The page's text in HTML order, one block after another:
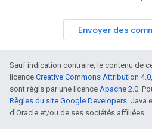
Envoyer des
Sauf indication contraire, le contenu de
licence Creative Commons Attribution 4.0
sont régis par une licence Apache 2.0.
Règles du site Google Developers. Java
d'Oracle et/ou de ses sociétés affiliées.